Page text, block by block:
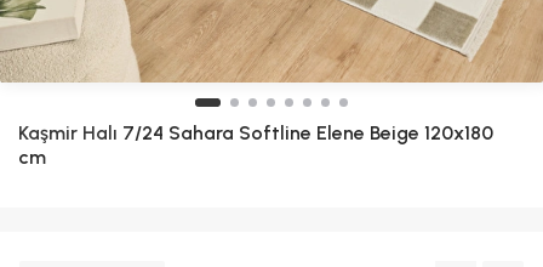
Kaşmir Halı 7/24 Sahara Softline Elene Beige 120x180
cm